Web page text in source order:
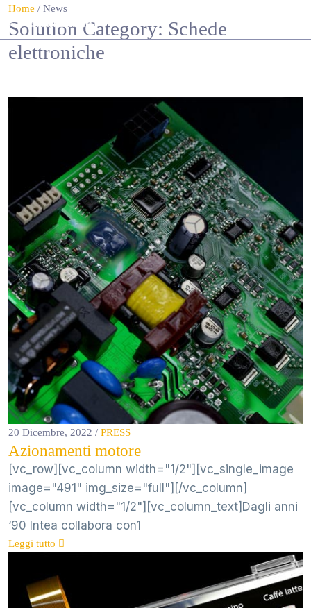
Home / News
Solution Category: Schede
elettroniche
20 Dicembre, 2022 / PRESS
Azionamenti motore
[vc_row][vc_column width="1/2"][vc_single_image
image="491" img_size="full"][/vc_column]
[vc_column width="1/2"][vc_column_text]Dagli anni
‘90 Intea collabora con1
Leggi tutto